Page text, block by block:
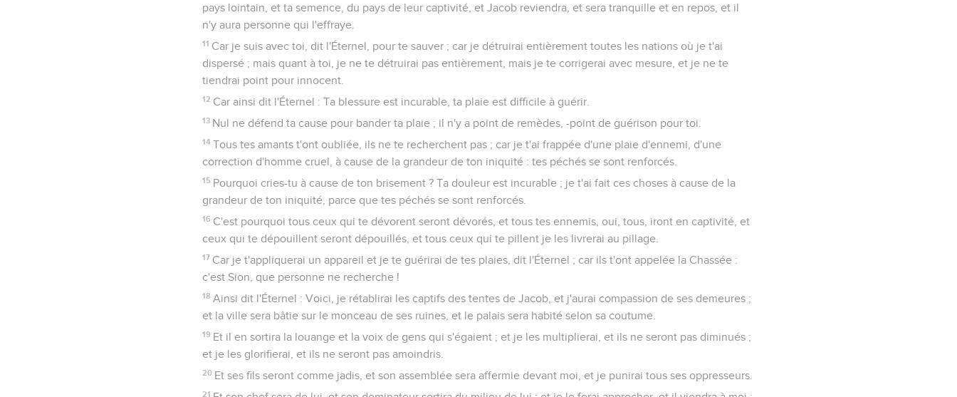
pays lointain, et ta semence, du pays de leur captivité, et Jacob reviendra, et sera tranquille et en repos, et il
n'y aura personne qui l'effraye.
11 Car je suis avec toi, dit l'Éternel, pour te sauver ; car je détruirai entièrement toutes les nations où je t'ai
dispersé ; mais quant à toi, je ne te détruirai pas entièrement, mais je te corrigerai avec mesure, et je ne te
tiendrai point pour innocent.
12 Car ainsi dit l'Éternel : Ta blessure est incurable, ta plaie est difficile à guérir.
13 Nul ne défend ta cause pour bander ta plaie ; il n'y a point de remèdes, -point de guérison pour toi.
14 Tous tes amants t'ont oubliée, ils ne te recherchent pas ; car je t'ai frappée d'une plaie d'ennemi, d'une
correction d'homme cruel, à cause de la grandeur de ton iniquité : tes péchés se sont renforcés.
15 Pourquoi cries-tu à cause de ton brisement ? Ta douleur est incurable ; je t'ai fait ces choses à cause de la
grandeur de ton iniquité, parce que tes péchés se sont renforcés.
16 C'est pourquoi tous ceux qui te dévorent seront dévorés, et tous tes ennemis, oui, tous, iront en captivité, et
ceux qui te dépouillent seront dépouillés, et tous ceux qui te pillent je les livrerai au pillage.
17 Car je t'appliquerai un appareil et je te guérirai de tes plaies, dit l'Éternel ; car ils t'ont appelée la Chassée :
c'est Sion, que personne ne recherche !
18 Ainsi dit l'Éternel : Voici, je rétablirai les captifs des tentes de Jacob, et j'aurai compassion de ses demeures ;
et la ville sera bâtie sur le monceau de ses ruines, et le palais sera habité selon sa coutume.
19 Et il en sortira la louange et la voix de gens qui s'égaient ; et je les multiplierai, et ils ne seront pas diminués ;
et je les glorifierai, et ils ne seront pas amoindris.
20 Et ses fils seront comme jadis, et son assemblée sera affermie devant moi, et je punirai tous ses oppresseurs.
21